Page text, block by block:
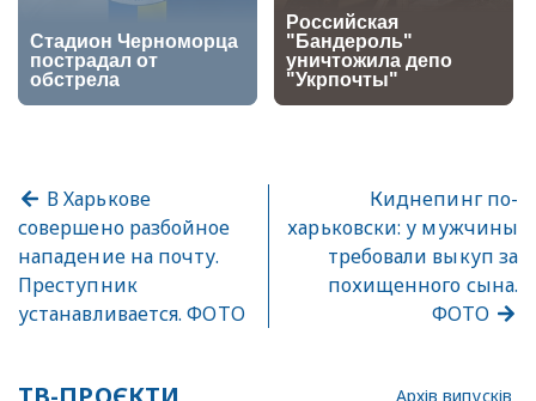
В Харькове
совершено разбойное
нападение на почту.
Преступник
устанавливается. ФОТО
Киднепинг по-
харьковски: у мужчины
требовали выкуп за
похищенного сына.
ФОТО
Архів випусків